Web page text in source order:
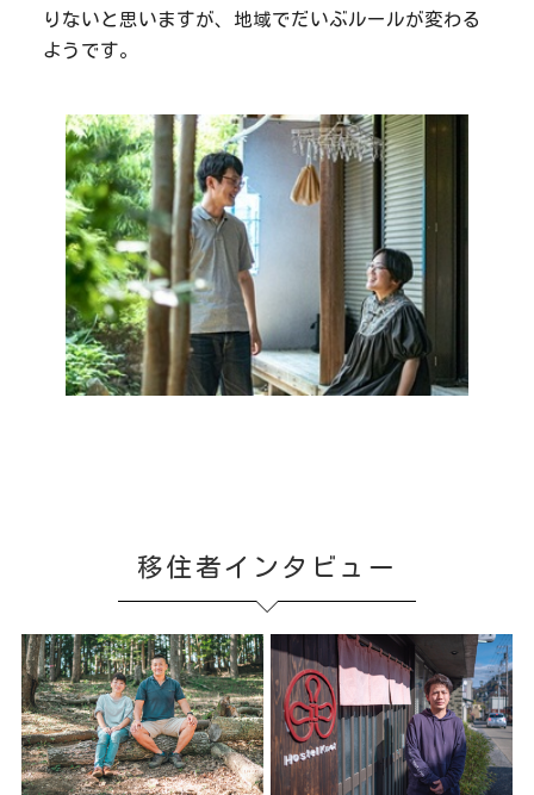
りないと思いますが、地域でだいぶルールが変わる
ようです。
移住者インタビュー